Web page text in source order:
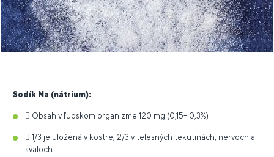
Sodík Na (nátrium):
 Obsah v ľudskom organizme:120 mg (0,15– 0,3%)
 1/3 je uložená v kostre, 2/3 v telesných tekutinách, nervoch a
svaloch